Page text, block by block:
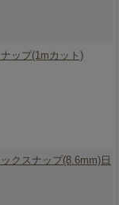
ップ(1mカット)
クスナップ(8.6mm)日